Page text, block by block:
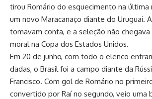
tirou Romário do esquecimento na
um novo Maracanaço diante do Uruguai.
tomavam conta, e a seleção não
moral na Copa dos Estados Unidos.
Em 20 de junho, com todo o elenco
dadas, o Brasil foi a campo diante da
Francisco. Com gol de Romário no
convertido por Raí no segundo, veio uma